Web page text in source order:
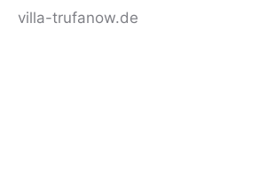
villa-trufanow.de